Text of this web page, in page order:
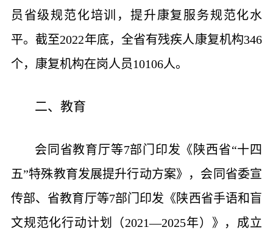
员省级规范化培训，提升康复服务规范化水
平。截至2022年底，全省有残疾人康复机构346
个，康复机构在岗人员10106人。
二、教育
会同省教育厅等7部门印发《陕西省“十四
五”特殊教育发展提升行动方案》，会同省委宣
传部、省教育厅等7部门印发《陕西省手语和盲
文规范化行动计划（2021—2025年）》，成立